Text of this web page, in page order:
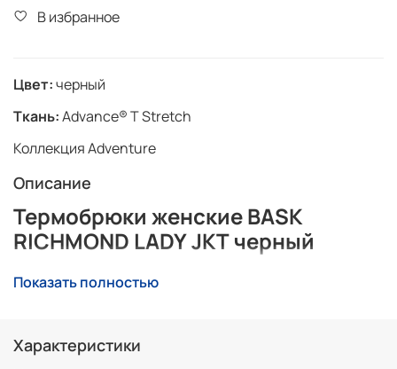
В избранное
Цвет:черный
Ткань:Advance® T Stretch
Коллекция Adventure
Описание
Термобрюки женские BASK
RICHMOND LADY JKT черный
Спандекс 7%. Поверхностная плотность 265г/м2.
Показать полностью
Характеристики